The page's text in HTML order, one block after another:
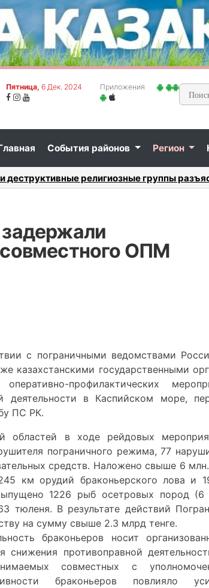
Пятница, 6 Дек. 2024 Приложения
События районов Регион
критерии выбора...
ОПМ
с пограничными ведомствами
казахстанскими государственными
профилактических
деятельности в Каспийском море,
ПС РК.
областей в ходе рейдовых
пограничного режима, 77
средств. Наложено свыше 6
км орудий браконьерского лова и
1226 рыб осетровых пород (6
В результате действий
на сумму свыше 2.3 млрд тенге.
браконьеров носит
снижения противоправной
совместных с
браконьеров повлияло